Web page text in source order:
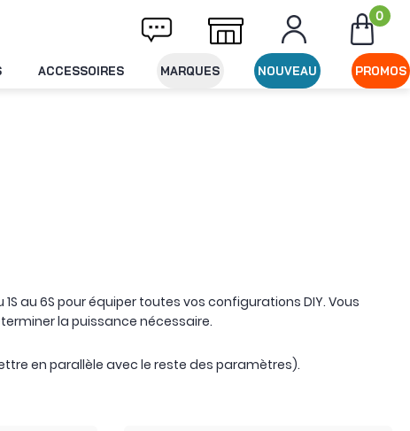
offerte dès 49€ d'achat Expédition
0
ACCESSOIRES MARQUES NOUVEAU PROMOS
au 6S pour équiper toutes vos configurations DIY. Vous
la puissance nécessaire.
en parallèle avec le reste des paramètres).
donné.
le même que le port d'alimentation du drone et de votre